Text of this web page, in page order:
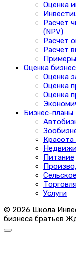
Оценка
Расчет
(NPV)
Расчет
Расчет
Примеры
Оценка
Оценка
Оценка
Оценка
Бизнес-планы
Красота
Питание
Торговля
Услуги
© 2026 Школа
бизнеса братьев